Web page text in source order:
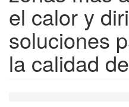
el calor y
soluciones
la calidad